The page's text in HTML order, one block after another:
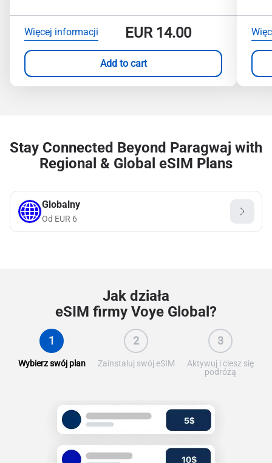
Więcej informacji EUR14.00
Add to cart
Stay Connected Beyond Paragwaj with
Regional & Global eSIM Plans
Globalny
Od EUR 6
Jak działa
eSIM firmy Voye Global?
1
Wybierz swój plan
2
Zainstaluj swój eSIM
3
Aktywuj i ciesz się
podróżą